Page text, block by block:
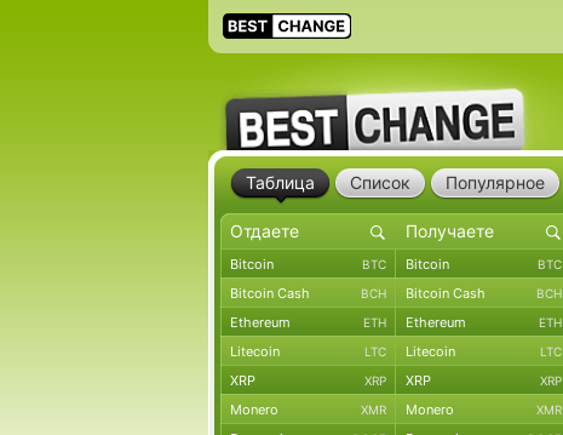
Таблица Список Популярное
Bitcoin BTC Bitcoin BTC
Bitcoin Cash BCH Bitcoin Cash BCH
Ethereum ETH Ethereum ETH
Litecoin LTC Litecoin LTC
XRP XRP XRP XRP
Monero XMR Monero XMR